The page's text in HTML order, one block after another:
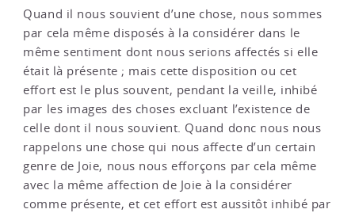
Quand il nous souvient d’une chose, nous sommes
par cela même disposés à la considérer dans le
même sentiment dont nous serions affectés si elle
était là présente ; mais cette disposition ou cet
effort est le plus souvent, pendant la veille, inhibé
par les images des choses excluant l’existence de
celle dont il nous souvient. Quand donc nous nous
rappelons une chose qui nous affecte d’un certain
genre de Joie, nous nous efforçons par cela même
avec la même affection de Joie à la considérer
comme présente, et cet effort est aussitôt inhibé par